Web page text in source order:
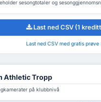
sesongtotaler og
Last ned CSV (1
Last ned CSV med gratis prøve
Athletic Tropp
på klubbnivå